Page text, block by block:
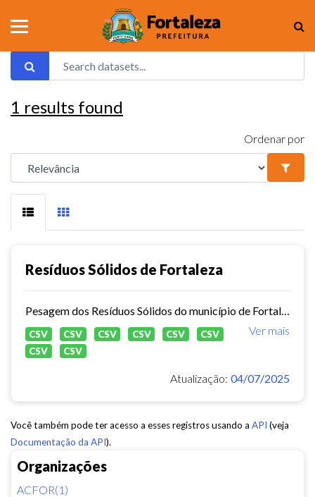
Organizações
ACFOR(1)
1 results found
Ordenar por
Resíduos Sólidos de Fortaleza
Ver mais
CSV CSV CSV CSV CSV
CSV
CSV
CSV
Atualização: 04/07/2025
Você também pode ter acesso a esses registros usando a API (veja
Documentação da API).